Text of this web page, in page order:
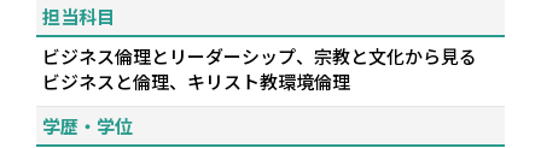
担当科目
ビジネス倫理とリーダーシップ、宗教と文化から見る
ビジネスと倫理、キリスト教環境倫理
学歴・学位